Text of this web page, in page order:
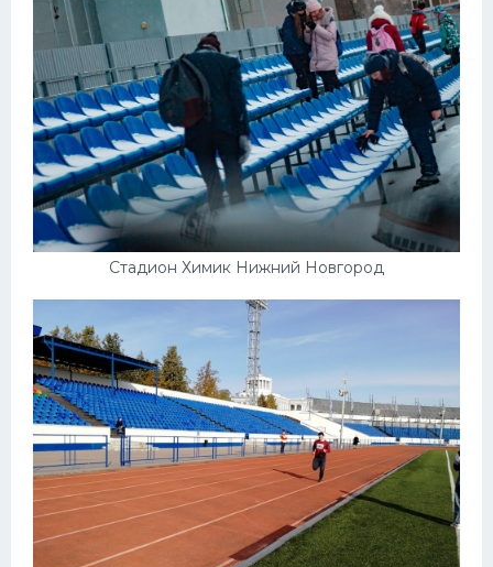
Стадион Химик Нижний Новгород